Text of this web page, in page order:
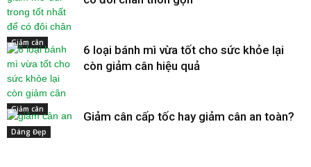
Giảm cân
Giảm cân
6 loại bánh mì vừa tốt cho sức khỏe lại
còn giảm cân hiệu quả
Dáng Đẹp
Giảm cân cấp tốc hay giảm cân an toàn?